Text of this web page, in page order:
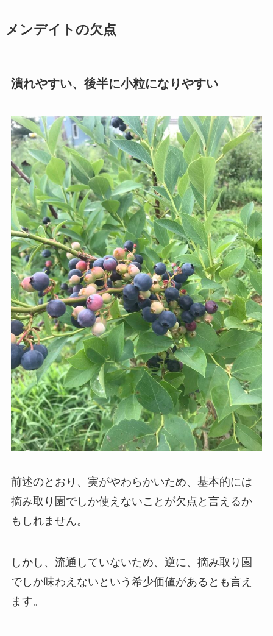
メンデイトの欠点
潰れやすい、後半に小粒になりやすい
前述のとおり、実がやわらかいため、基本的には
摘み取り園でしか使えないことが欠点と言えるか
もしれません。
しかし、流通していないため、逆に、摘み取り園
でしか味わえないという希少価値があるとも言え
ます。